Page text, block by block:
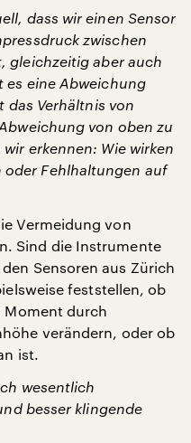
dass wir einen Sensor
zwischen
gleichzeitig aber auch
es eine Abweichung
das Verhältnis von
von oben zu
erkennen: Wie wirken
Fehlhaltungen auf
Vermeidung von
Sind die Instrumente
Sensoren aus Zürich
feststellen, ob
Moment durch
verändern, oder ob
ist.
wesentlich
besser klingende